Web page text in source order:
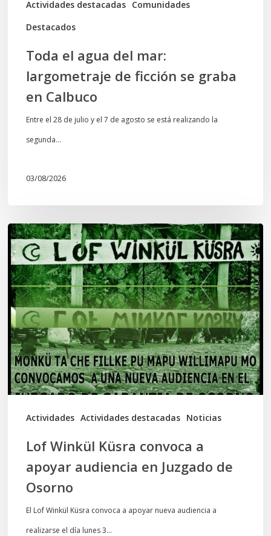
Actividades destacadas Comunidades
Destacados
Toda el agua del mar:
largometraje de ficción se graba
en Calbuco
Entre el 28 de julio y el 7 de agosto se está realizando la
segunda…
03/08/2026
Actividades Actividades destacadas Noticias
Lof
Winkül
Küsra
convoca
a
apoyar
audiencia
en
Juzgado
Lof Winkül Küsra convoca a
apoyar audiencia en Juzgado de
Osorno
El Lof Winkül Küsra convoca a apoyar nueva audiencia a
realizarse el día lunes 3…